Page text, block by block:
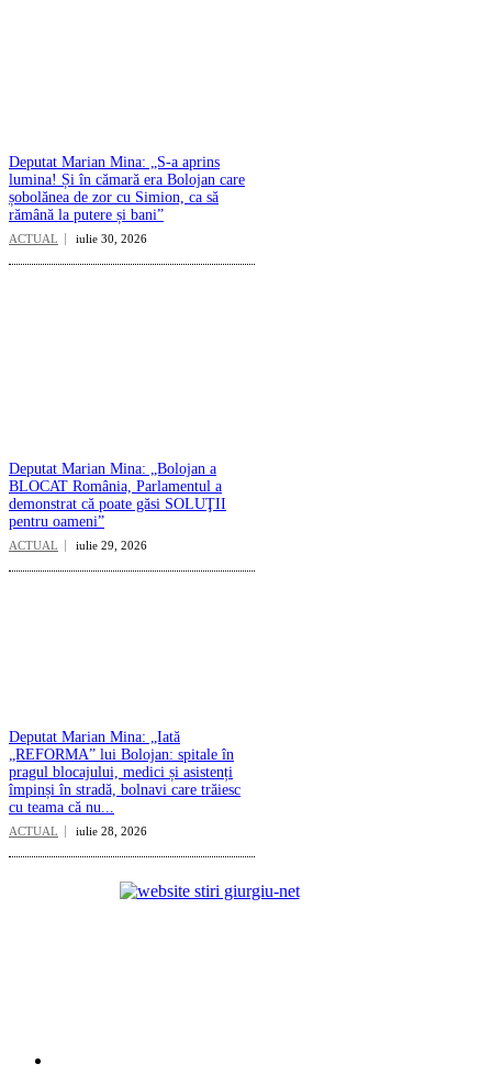
Deputat Marian Mina: „S-a aprins
lumina! Și în cămară era Bolojan care
șobolănea de zor cu Simion, ca să
rămână la putere și bani”
ACTUAL iulie 30, 2026
Deputat Marian Mina: „Bolojan a
BLOCAT România, Parlamentul a
demonstrat că poate găsi SOLUŢII
pentru oameni”
ACTUAL iulie 29, 2026
Deputat Marian Mina: „Iată
„REFORMA” lui Bolojan: spitale în
pragul blocajului, medici și asistenți
împinși în stradă, bolnavi care trăiesc
cu teama că nu...
ACTUAL iulie 28, 2026